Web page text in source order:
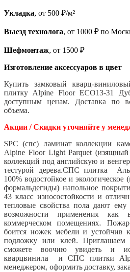
Укладка, от 500 ₽/м²
Выезд технолога, от 1000 ₽ по
Шефмонтаж, от 1500 ₽
Изготовление аксессуаров в цвет
Купить замковый кварц-
плитку Alpine Floor ECO13-31
доступным ценам. Доставка по
объема.
Акции / Скидки уточняйте у
SPC (спс) ламинат коллекции
Alpine Floor Light Parquet
коллекций под английскую и
тестурой дерева.СПС плитка
100% водостойкое и экологическое
формальдегиды) напольное
43 класс износостойкости и
тепловые свойства пола дают
возможности применения
коммерческом помещениях.
боится ножек мебели и устойчив
подложку или клей.
сможете воочию увидеть и
кварцвинила и СПС плитки
менеджером, оформить доставку,